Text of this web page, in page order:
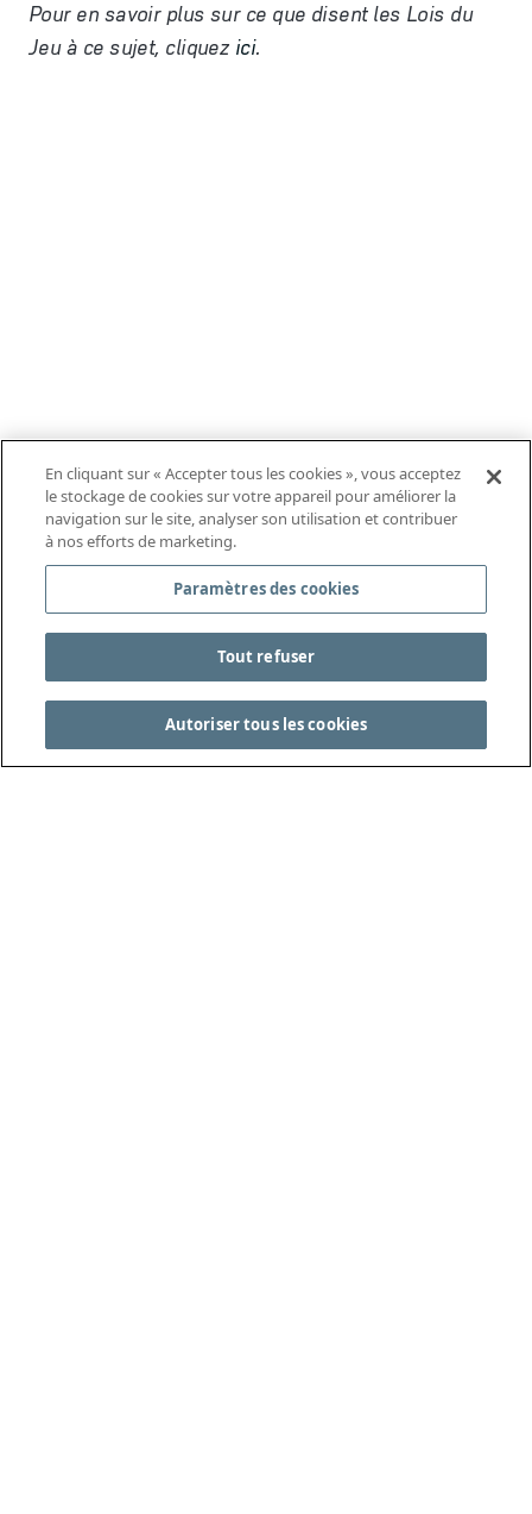
Pour en savoir plus sur ce que disent les Lois du
Jeuà ce sujet, cliquez ici.
En cliquant sur « Accepter tous les cookies », vous acceptez
le stockage de cookies sur votre appareil pour améliorer la
navigation sur le site, analyser son utilisation et contribuer
à nos efforts de marketing.
Paramètres des cookies
Tout refuser
Autoriser tous les cookies